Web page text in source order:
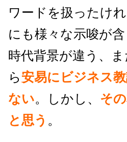
ワードを扱ったけ
にも様々な示唆が含
時代背景が違う、
ら 安易にビジネス
ない。しかし、 そ
と思う 。